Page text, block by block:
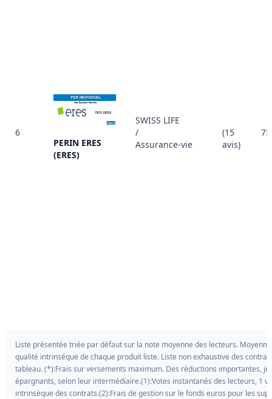
6
PERIN ERES
(ERES)
SWISS LIFE
/
Assurance-vie
(15
avis)
Liste présentée triée par défaut sur la note moyenne des lecteurs.
qualité intrinséque de chaque produit liste. Liste non exhaustive des
tableau. (*):Frais sur versements maximum. Des réductions importantes,
épargnants, selon leur intermédiaire.(1):Votes instantanés des lecteurs, 1
intrinsèque des contrats.(2):Frais de gestion sur le fonds euros pour les